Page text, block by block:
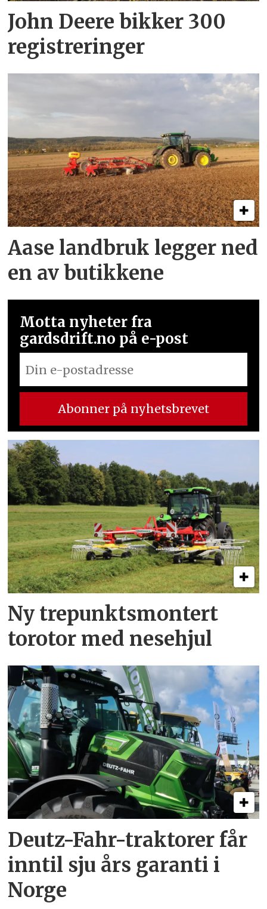
John Deere bikker 300
registreringer
Aase landbruk legger ned
en av butikkene
Motta nyheter fra
gardsdrift.no på e-post
Ny trepunkts­montert
torotor med nesehjul
Deutz-Fahr-traktorer får
inntil sju års garanti i
Norge